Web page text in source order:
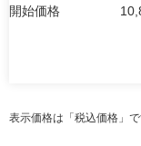
開始価格
表示価格は「税込価格」で